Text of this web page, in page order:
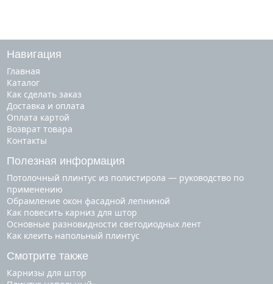
Навигация
Главная
Каталог
Как сделать заказ
Доставка и оплата
Оплата картой
Возврат товара
Контакты
Полезная информация
Потолочный плинтус из полистирола — руководство по
применению
Обрамление окон фасадной лепниной
Как повесить карниз для штор
Основные разновидности светодиодных лент
Как клеить напольный плинтус
Смотрите также
карнизы для штор